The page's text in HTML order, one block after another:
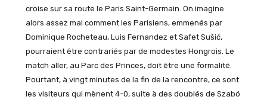
croise sur sa route le Paris Saint-Germain. On imagine
alors assez mal comment les Parisiens, emmenés par
Dominique Rocheteau, Luis Fernandez et Safet Sušić,
pourraient être contrariés par de modestes Hongrois. Le
match aller, au Parc des Princes, doit être une formalité.
Pourtant, à vingt minutes de la fin de la rencontre, ce sont
les visiteurs qui mènent 4-0, suite à des doublés de Szabó